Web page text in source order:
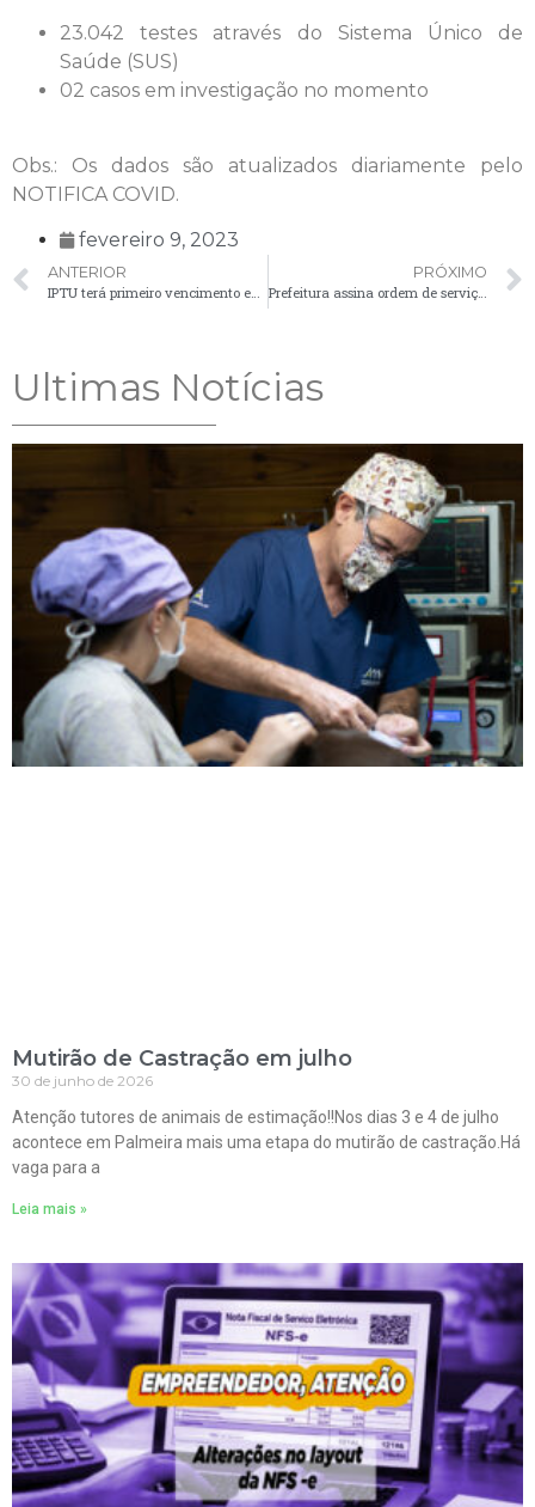
23.042 testes através do Sistema Único de
Saúde (SUS)
02 casos em investigação no momento
Obs.: Os dados são atualizados diariamente pelo
NOTIFICA COVID.
fevereiro 9, 2023
ANTERIOR
IPTU terá primeiro vencimento em 10 de abril; carnês podem ser retirados a partir de 10 de março
PRÓXIMO
Prefeitura assina ordem de serviço para ampliação da rede de distribuição de energia
Ultimas Notícias
Mutirão de Castração em julho
30 de junho de 2026
Atenção tutores de animais de estimação!!Nos dias 3 e 4 de julho
acontece em Palmeira mais uma etapa do mutirão de castração.Há
vaga para a
Leia mais »